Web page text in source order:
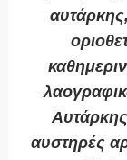
αυστηρές